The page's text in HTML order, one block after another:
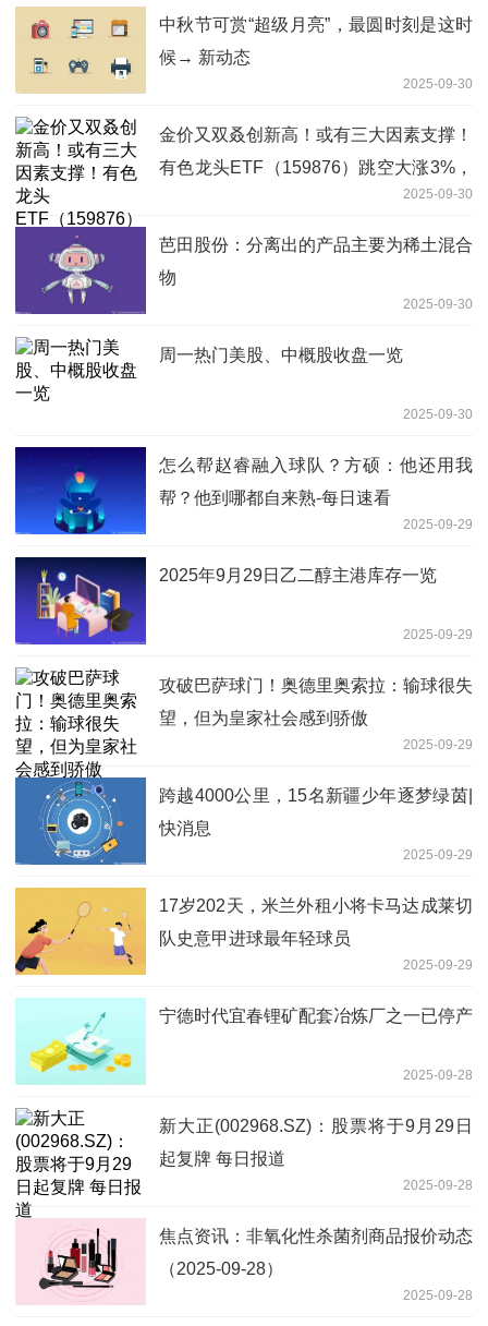
中秋节可赏“超级月亮”，最圆时刻是这时
候→ 新动态
2025-09-30
金价又双叒创新高！或有三大因素支撑！
有色龙头ETF（159876）跳空大涨3%，
获资金实时净申购1440万份！ 资讯2025-09-30
芭田股份：分离出的产品主要为稀土混合
物
2025-09-30
周一热门美股、中概股收盘一览
2025-09-30
怎么帮赵睿融入球队？方硕：他还用我
帮？他到哪都自来熟-每日速看
2025-09-29
2025年9月29日乙二醇主港库存一览
2025-09-29
攻破巴萨球门！奥德里奥索拉：输球很失
望，但为皇家社会感到骄傲
2025-09-29
跨越4000公里，15名新疆少年逐梦绿茵|
快消息
2025-09-29
17岁202天，米兰外租小将卡马达成莱切
队史意甲进球最年轻球员
2025-09-29
宁德时代宜春锂矿配套冶炼厂之一已停产
2025-09-28
新大正(002968.SZ)：股票将于9月29日
起复牌 每日报道
2025-09-28
焦点资讯：非氧化性杀菌剂商品报价动态
（2025-09-28）
2025-09-28